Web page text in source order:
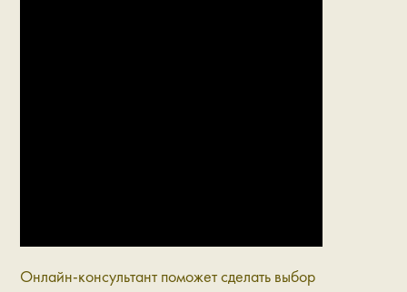
Онлайн-консультант поможет сделать выбор